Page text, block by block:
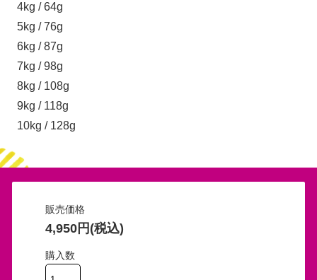
4kg / 64g
5kg / 76g
6kg / 87g
7kg / 98g
8kg / 108g
9kg / 118g
10kg / 128g
販売価格
4,950円(税込)
購入数